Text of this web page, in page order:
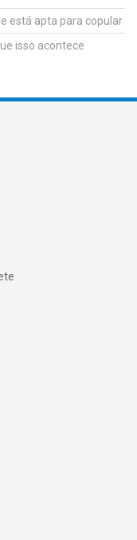
está apta para copular
isso acontece